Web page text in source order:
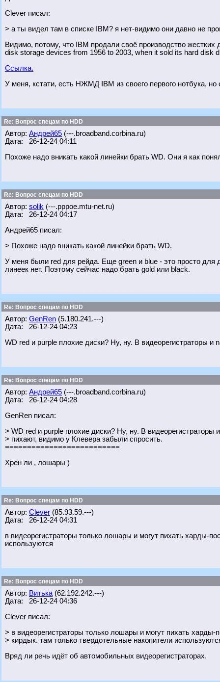
Clever писал:
> а ты видел там в списке IBM? я нет-видимо они давно не
Видимо, потому, что IBM продали своё производство
disk storage devices from 1956 to 2003, when it sold its hard disk
Ссылка.
У меня, кстати, есть НЖМД IBM из своего первого нотбука, но
Re: Вопрос спецам по HDD
Автор: Андрей65 (---.broadband.corbina.ru)
Дата: 26-12-24 04:11
Похоже надо вникать какой линейки брать WD. Они я как
Re: Вопрос спецам по HDD
Автор: solik (---.pppoe.mtu-net.ru)
Дата: 26-12-24 04:17
Андрей65 писал:
> Похоже надо вникать какой линейки брать WD.
У меня были red для рейда. Еще green и blue - это просто для
линеек нет. Поэтому сейчас надо брать gold или black.
Re: Вопрос спецам по HDD
Автор: GenRen (5.180.241.---)
Дата: 26-12-24 04:23
WD red и purple плохие диски? Ну, ну. В видеорегистраторы
Re: Вопрос спецам по HDD
Автор: Андрей65 (---.broadband.corbina.ru)
Дата: 26-12-24 04:28
GenRen писал:
> WD red и purple плохие диски? Ну, ну. В видеорегистраторы
> пихают, видимо у Клевера забыли спросить.
==========================
Хрен ли , лошары )
Re: Вопрос спецам по HDD
Автор: Clever (85.93.59.---)
Дата: 26-12-24 04:31
в видеорегистраторы только лошары и могут пихать харды-
используются
Re: Вопрос спецам по HDD
Автор: Витька (62.192.242.---)
Дата: 26-12-24 04:36
Clever писал:
> в видеорегистраторы только лошары и могут пихать харды-
> кирдык. там только твердотельные накопители
Вряд ли речь идёт об автомобильных видеорегистраторах.